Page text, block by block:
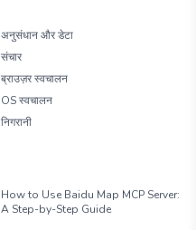
अनुसंधान और डेटा
संचार
ब्राउज़र स्वचालन
OS स्वचालन
निगरानी
How to Use Baidu Map MCP Server:
A Step-by-Step Guide